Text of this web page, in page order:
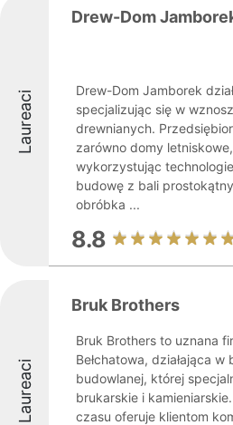
Laureaci
Drew-Dom
Drew-Dom Jamborek
specjalizując się w
drewnianych.
zarówno domy
wykorzystując
budowę z bali
obróbka ...
8.8
Laureaci
Bruk Brothers
Bruk Brothers to uznana
Bełchatowa, działająca w
budowlanej, której
brukarskie i
czasu oferuje klientom